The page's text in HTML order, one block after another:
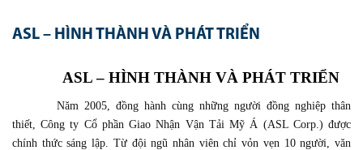
ASL – HÌNH THÀNH VÀ PHÁT TRIỂN
ASL – HÌNH THÀNH VÀ PHÁT TRIỂN
Năm 2005, đồng hành cùng những người đồng nghiệp thân
thiết, Công ty Cổ phần Giao Nhận Vận Tải Mỹ Á (ASL Corp.) được
chính thức sáng lập. Từ đội ngũ nhân viên chỉ vỏn vẹn 10 người, văn